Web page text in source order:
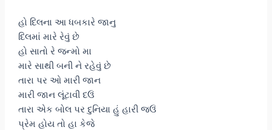
હો દિલના આ ધબકારે જાનુ
દિલમાં મારે રેવું છે
હો સાતો રે જન્મો મા
મારે સાથી બની ને રહેવું છે
તારા પર ઓ મારી જાન
મારી જાન લૂંટાવી દઉં
તારા એક બોલ પર દુનિયા હું હારી જઉં
પ્રેમ હોય તો હા કેજે